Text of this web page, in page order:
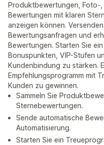
Produktbewertungen, Foto-
Bewertungen mit klaren
anzeigen können.
Bewertungsanfragen und
Bewertungen. Starten Sie
Bonuspunkten, VIP-Stufen
Kundenbindung zu stärken.
Empfehlungsprogramm mit
Kunden zu gewinnen.
Sammeln Sie
Sternebewertungen.
Sende automatische
Automatisierung.
Starten Sie ein